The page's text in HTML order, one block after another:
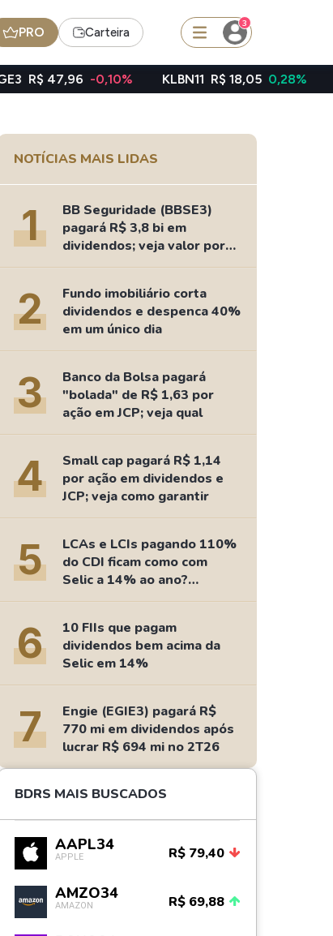
PRO Carteira
3
Dividendos
Ideias
Agenda de Dividendos
Radar do Dividendo Inteligente
As Ações Mais Buscadas
Guia do Iniciante
-0,10% KLBN11 R$ 18,05 0,28% TAEE11 R$
NOTÍCIAS MAIS LIDAS
1
BB Seguridade (BBSE3)
pagará R$ 3,8 bi em
dividendos; veja valor por
ação
2
Fundo imobiliário corta
dividendos e despenca 40%
em um único dia
3
Banco da Bolsa pagará
"bolada" de R$ 1,63 por
ação em JCP; veja qual
4
Small cap pagará R$ 1,14
por ação em dividendos e
JCP; veja como garantir
5
LCAs e LCIs pagando 110%
do CDI ficam como com
Selic a 14% ao ano?
Fizemos as contas
6
10 FIIs que pagam
dividendos bem acima da
Selic em 14%
7
Engie (EGIE3) pagará R$
770 mi em dividendos após
lucrar R$ 694 mi no 2T26
BDRS MAIS BUSCADOS
AAPL34
APPLE R$ 79,40
AMZO34
AMAZON R$ 69,88